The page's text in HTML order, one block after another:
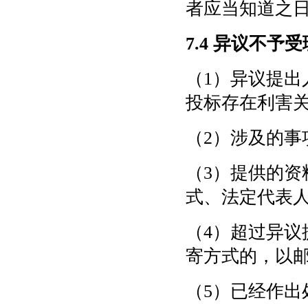
者应当知道之
7.4 异议不予
（ 1）异议提
投标存在利害
（2）涉及的
（3）提供的
式、法定代表
（4）超过异
寄方式的，以
（5）已经作